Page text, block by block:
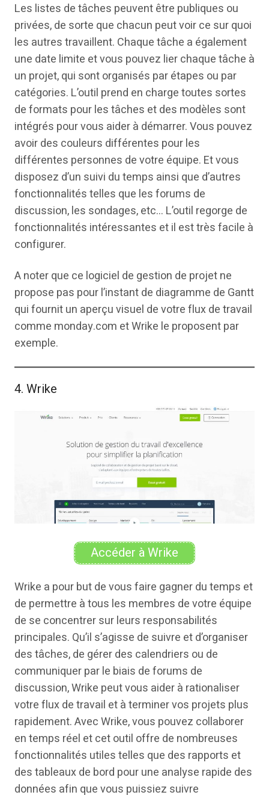
Les listes de tâches peuvent être publiques ou
privées, de sorte que chacun peut voir ce sur quoi
les autres travaillent. Chaque tâche a également
une date limite et vous pouvez lier chaque tâche à
un projet, qui sont organisés par étapes ou par
catégories. L’outil prend en charge toutes sortes
de formats pour les tâches et des modèles sont
intégrés pour vous aider à démarrer. Vous pouvez
avoir des couleurs différentes pour les
différentes personnes de votre équipe. Et vous
disposez d’un suivi du temps ainsi que d’autres
fonctionnalités telles que les forums de
discussion, les sondages, etc… L’outil regorge de
fonctionnalités intéressantes et il est très facile à
configurer.
A noter que ce logiciel de gestion de projet ne
propose pas pour l’instant de diagramme de Gantt
qui fournit un aperçu visuel de votre flux de travail
comme monday.com et Wrike le proposent par
exemple.
4. Wrike
Accéder à Wrike
Wrike a pour but de vous faire gagner du temps et
de permettre à tous les membres de votre équipe
de se concentrer sur leurs responsabilités
principales. Qu’il s’agisse de suivre et d’organiser
des tâches, de gérer des calendriers ou de
communiquer par le biais de forums de
discussion, Wrike peut vous aider à rationaliser
votre flux de travail et à terminer vos projets plus
rapidement. Avec Wrike, vous pouvez collaborer
en temps réel et cet outil offre de nombreuses
fonctionnalités utiles telles que des rapports et
des tableaux de bord pour une analyse rapide des
données afin que vous puissiez suivre